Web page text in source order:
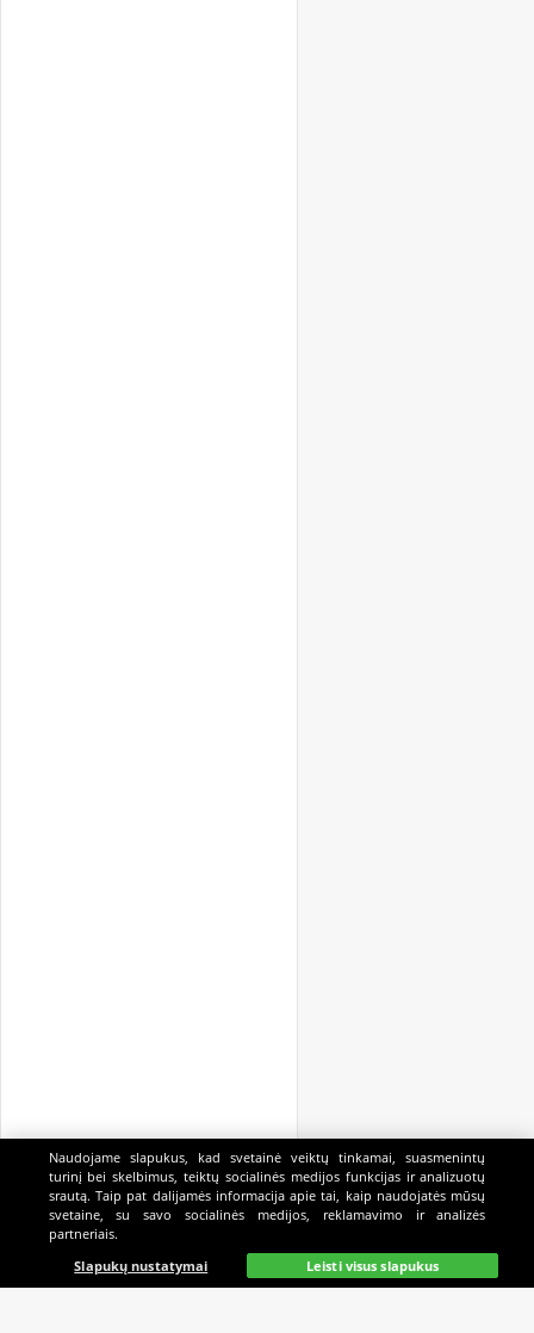
Pagrindinis Gyvai Paieška Mano Kazino
Naudojame slapukus, kad svetainė veiktų tinkamai, suasmenintų
turinį bei skelbimus, teiktų socialinės medijos funkcijas ir analizuotų
srautą. Taip pat dalijamės informacija apie tai, kaip naudojatės mūsų
svetaine, su savo socialinės medijos, reklamavimo ir analizės
partneriais.
Slapukų nustatymai
Leisti visus slapukus